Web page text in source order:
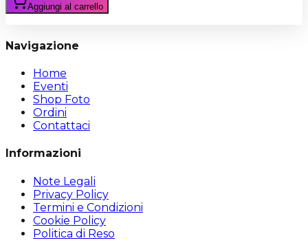
Aggiungi al carrello
Navigazione
Home
Eventi
Shop Foto
Ordini
Contattaci
Informazioni
Note Legali
Privacy Policy
Termini e Condizioni
Cookie Policy
Politica di Reso